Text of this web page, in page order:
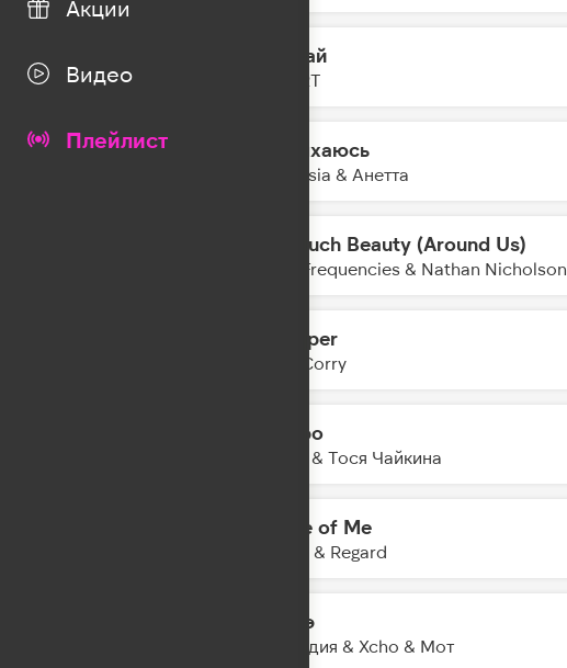
Акции
Видео
Плейлист
08:50 Гудбай
ZIVERT
Задыхаюсь
Amnesia & Анетта
So Much Beauty (Around Us)
Lost Frequencies & Nathan Nicholson
Whisper
Joel Corry
Метро
ЛАУД & Тося Чайкина
Piece of Me
Tayna & Regard
Шадэ
By Индия & Xcho & Мот